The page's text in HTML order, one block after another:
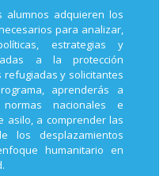
alumnos adquieren los
para analizar,
estrategias y
a la protección
y solicitantes
aprenderás a
nacionales e
asilo, a comprender las
los desplazamientos
humanitario en